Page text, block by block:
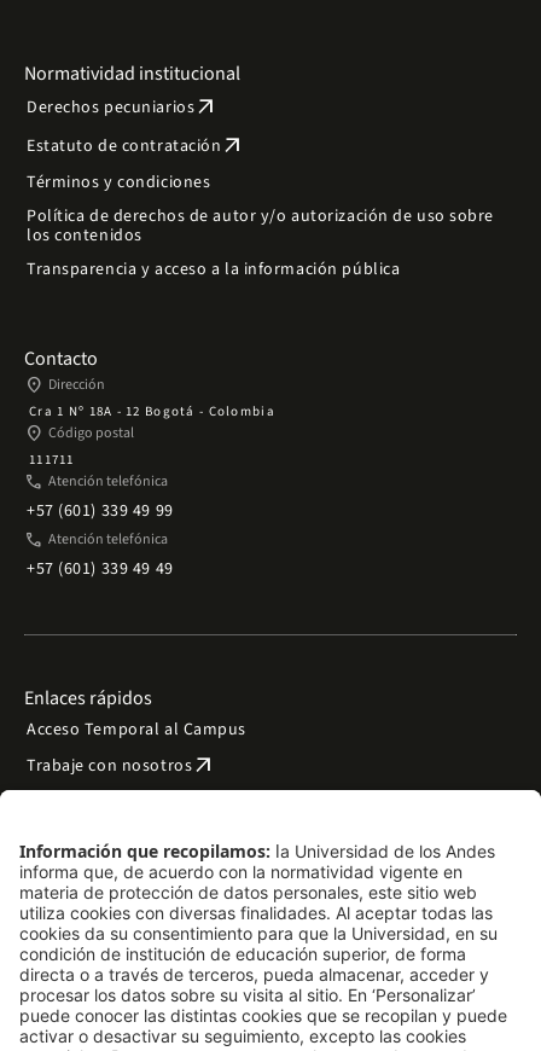
Normatividad institucional
Derechos pecuniariosarrow_outward
Estatuto de contratación arrow_outward
Términos y condiciones
Política de derechos de autor y/o autorización de uso sobre
los contenidos
Transparencia y acceso a la información pública
Contacto
place Dirección
Cra 1 Nº 18A - 12 Bogotá - Colombia
place Código postal
111711
phone Atención telefónica
+57 (601) 339 49 99
phone Atención telefónica
+57 (601) 339 49 49
Enlaces rápidos
Acceso Temporal al Campus
Trabaje con nosotrosarrow_outward
Preguntas frecuentes
Filantropía y donacionesarrow_outward
Mapa del sitio arrow_outward
Síguenos
LinkedIn